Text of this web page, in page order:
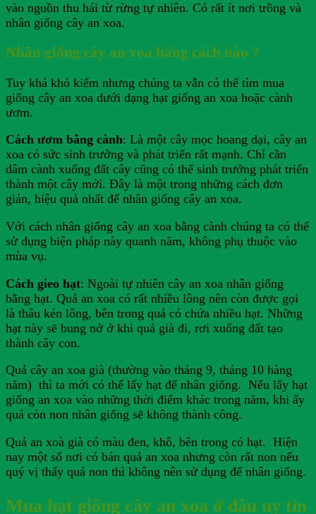
vào nguồn thu hái từ rừng tự nhiên. Có rất ít nơi trồng và
nhân giống cây an xoa.
Nhân giống cây an xoa bằng cách nào ?
Tuy khá khó kiếm nhưng chúng ta vẫn có thể tìm mua
giống cây an xoa dưới dạng hạt giống an xoa hoặc cành
ươm.
Cách ươm bằng cành: Là một cây mọc hoang dại, cây an
xoa có sức sinh trưởng và phát triển rất mạnh. Chỉ cần
dâm cành xuống đất cây cũng có thể sinh trưởng phát triển
thành một cây mới. Đây là một trong những cách đơn
giản, hiệu quả nhất để nhân giống cây an xoa.
Với cách nhân giống cây an xoa bằng cành chúng ta có thể
sử dụng biện pháp này quanh năm, không phụ thuộc vào
mùa vụ.
Cách gieo hạt: Ngoài tự nhiên cây an xoa nhân giống
bằng hạt. Quả an xoa có rất nhiều lông nên còn được gọi
là thâu kén lông, bên trong quả có chứa nhiều hạt. Những
hạt này sẽ bung nở ở khi quả già đi, rơi xuống đất tạo
thành cây con.
Quả cây an xoa già (thường vào tháng 9, tháng 10 hàng
năm) thì ta mới có thể lấy hạt để nhân giống. Nếu lấy hạt
giống an xoa vào những thời điểm khác trong năm, khi ấy
quả còn non nhân giống sẽ không thành công.
Quả an xoà già có màu đen, khô, bên trong có hạt. Hiện
nay một số nơi có bán quả an xoa nhưng còn rất non nếu
quý vị thấy quả non thì không nên sử dụng để nhân giống.
Mua hạt giống cây an xoa ở đâu uy tín